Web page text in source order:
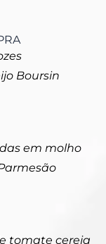
Boursin
em molho
tomate cereja